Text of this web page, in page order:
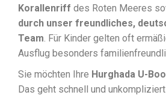
Korallenriff des Roten Meeres
durch unser freundliches,
Team. Für Kinder gelten oft
Ausflug besonders
Sie möchten Ihre Hurghada U-
Das geht schnell und